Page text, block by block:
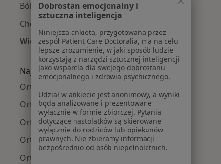
Ból barku w Warszawie
Choroby zwyrodnieniowe w Warszawie
Więcej (15)
Więcej w kategorii: Najczęście leczone
Najpopularniejsze ubezpieczenia
Ortopedzi z Medicover w Warszawie
Ortopedzi z Allianz w Warszawie
Ortopedzi z INTER Polska w Warszawie
Ortopedzi z Signal Iduna w Warszawie
Ortopedzi z Compensa w Warszawie
Dobrostan emocjonalny i
sztuczna inteligencja
Niniejsza ankieta, przygotowana przez
zespół Patient Care Doctoralia, ma na celu
lepsze zrozumienie, w jaki sposób ludzie
korzystają z narzędzi sztucznej inteligencji
jako wsparcia dla swojego dobrostanu
emocjonalnego i zdrowia psychicznego.
Udział w ankiecie jest anonimowy, a wyniki
będą analizowane i prezentowane
wyłącznie w formie zbiorczej. Pytania
dotyczące nastolatków są skierowane
wyłącznie do rodziców lub opiekunów
prawnych. Nie zbieramy informacji
bezpośrednio od osób niepełnoletnich.